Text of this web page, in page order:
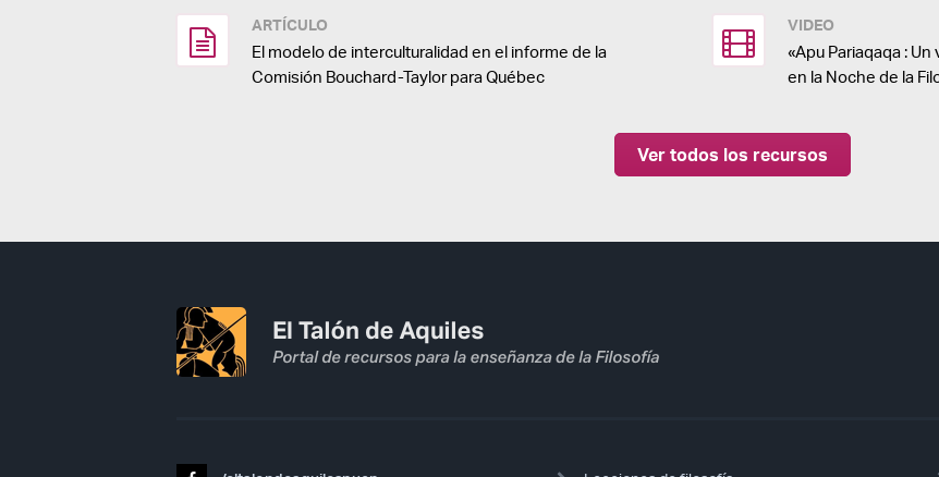
ARTÍCULO
El modelo de interculturalidad en el informe de la
Comisión Bouchard-Taylor para Québec
VIDEO
«Apu Pariaqaqa :
en la Noche de la
Ver todos los recursos